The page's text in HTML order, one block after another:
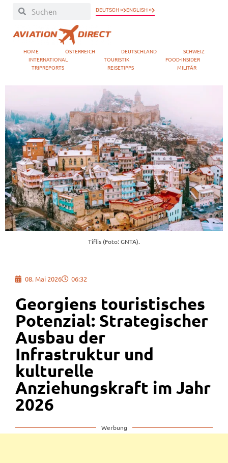
DEUTSCH » ENGLISH »
HOME ÖSTERREICH DEUTSCHLAND
SCHWEIZ
INTERNATIONAL
TOURISTIK
FOOD-INSIDER
TRIPREPORTS
REISETIPPS MILITÄR
Tiflis (Foto: GNTA).
08. Mai 2026 06:32
Georgiens touristisches
Potenzial: Strategischer
Ausbau der
Infrastruktur und
kulturelle
Anziehungskraft im Jahr
2026
Werbung